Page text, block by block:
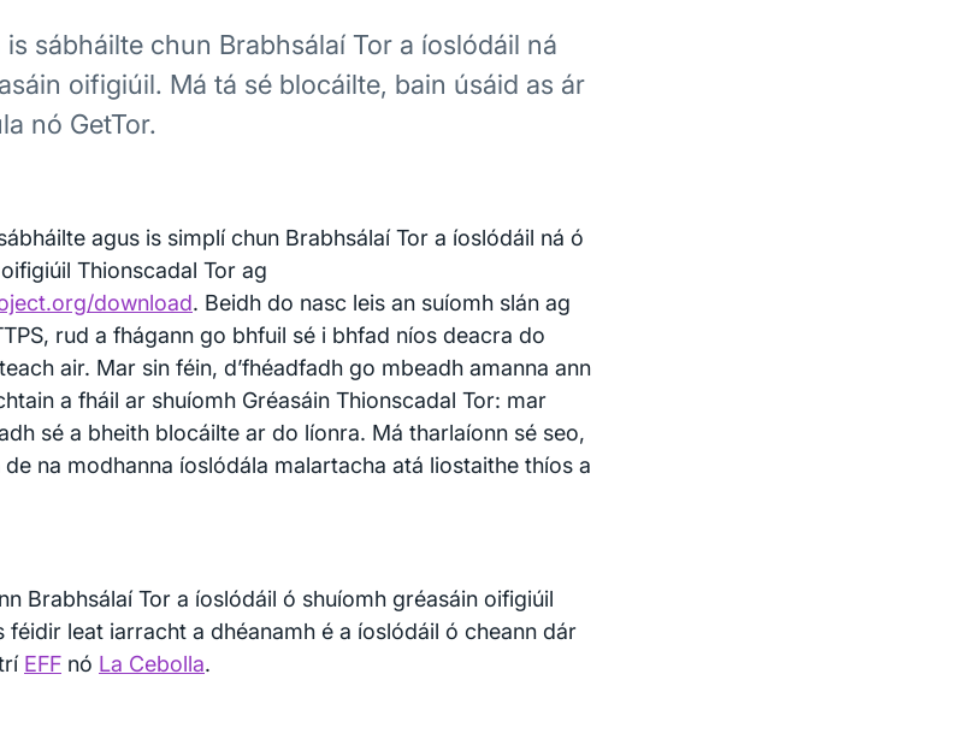
is sábháilte chun Brabhsálaí Tor a íoslódáil ná
oifigiúil. Má tá sé blocáilte, bain úsáid as ár
nó GetTor.
agus is simplí chun Brabhsálaí Tor a íoslódáil ná ó
Thionscadal Tor ag
download. Beidh do nasc leis an suíomh slán ag
rud a fhágann go bhfuil sé i bhfad níos deacra do
air. Mar sin féin, d’fhéadfadh go mbeadh amanna ann
a fháil ar shuíomh Gréasáin Thionscadal Tor: mar
sé a bheith blocáilte ar do líonra. Má tharlaíonn sé seo,
na modhanna íoslódála malartacha atá liostaithe thíos a
Brabhsálaí Tor a íoslódáil ó shuíomh gréasáin oifigiúil
féidir leat iarracht a dhéanamh é a íoslódáil ó cheann dár
EFF nó La Cebolla.